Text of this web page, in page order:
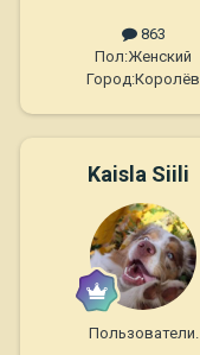
863
Пол:Женский
Город:Королёв
Kaisla Siili
Пользователи.